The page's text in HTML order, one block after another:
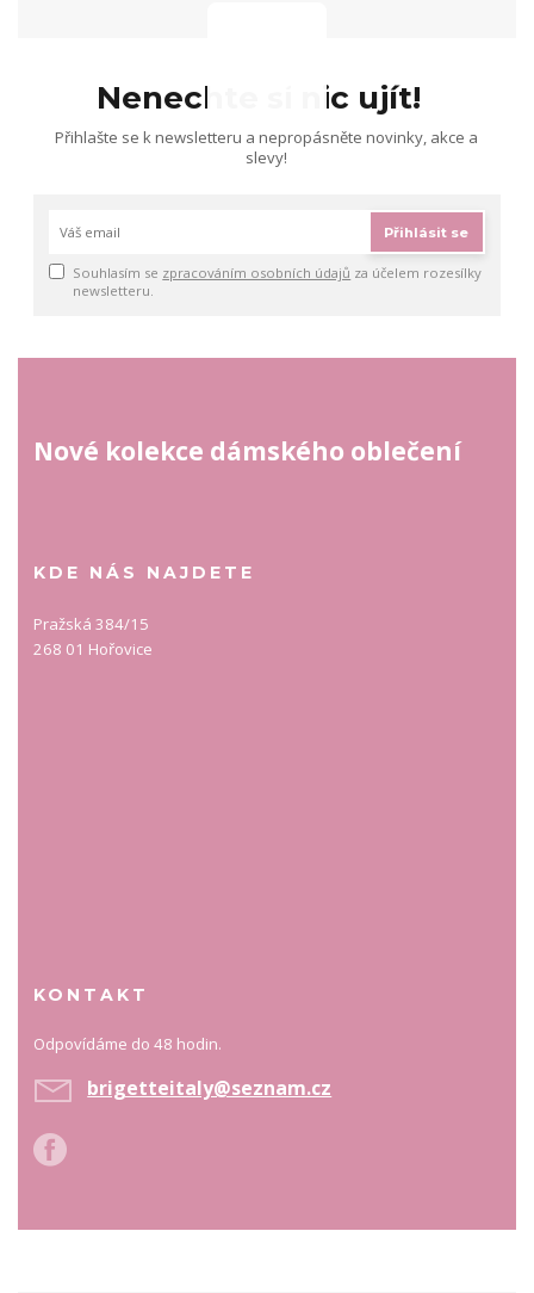
Nenechte si nic ujít!
Přihlašte se k newsletteru a nepropásněte novinky, akce a
slevy!
Přihlásit se
Souhlasím se zpracováním osobních údajů za účelem rozesílky
newsletteru.
Nové kolekce dámského oblečení
KDE NÁS NAJDETE
Pražská 384/15
268 01 Hořovice
KONTAKT
Odpovídáme do 48 hodin.
brigetteitaly@seznam.cz